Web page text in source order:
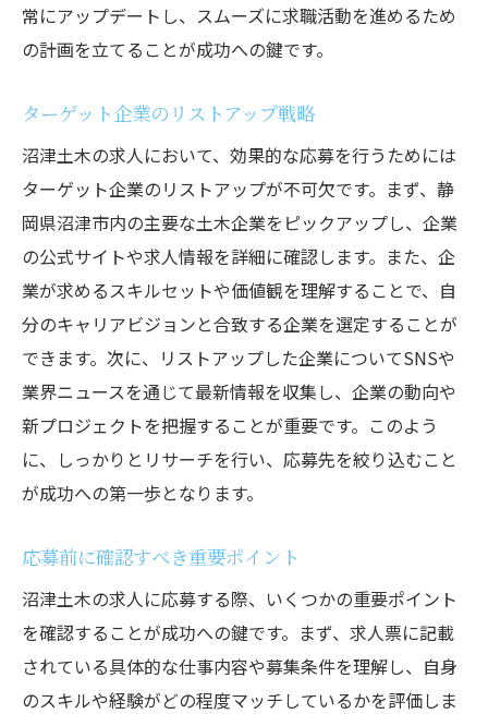
常にアップデートし、スムーズに求職活動を進めるため
の計画を立てることが成功への鍵です。
ターゲット企業のリストアップ戦略
沼津土木の求人において、効果的な応募を行うためには
ターゲット企業のリストアップが不可欠です。まず、静
岡県沼津市内の主要な土木企業をピックアップし、企業
の公式サイトや求人情報を詳細に確認します。また、企
業が求めるスキルセットや価値観を理解することで、自
分のキャリアビジョンと合致する企業を選定することが
できます。次に、リストアップした企業についてSNSや
業界ニュースを通じて最新情報を収集し、企業の動向や
新プロジェクトを把握することが重要です。このよう
に、しっかりとリサーチを行い、応募先を絞り込むこと
が成功への第一歩となります。
応募前に確認すべき重要ポイント
沼津土木の求人に応募する際、いくつかの重要ポイント
を確認することが成功への鍵です。まず、求人票に記載
されている具体的な仕事内容や募集条件を理解し、自身
のスキルや経験がどの程度マッチしているかを評価しま